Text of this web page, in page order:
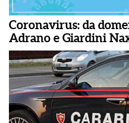
Coronavirus: da
Adrano e Giardini